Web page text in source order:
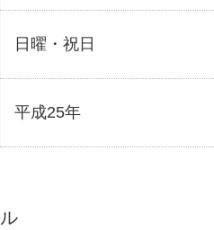
日曜・祝日
平成25年